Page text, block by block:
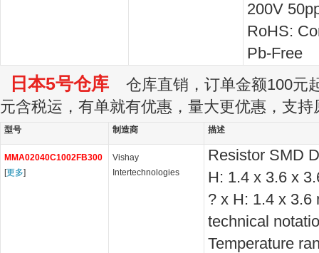
200V
RoHS:
Pb-Free
日本5号仓库 仓库直销，订单金额100元
元含税运，有单就有优惠，量大更优惠，支持
型号 制造商 描述
MMA02040C1002FB300
[更多]
Vishay
Intertechnologies
Resistor SMD
H: 1.4 x 3.6 x
? x H: 1.4 x 3.6
technical
Temperature